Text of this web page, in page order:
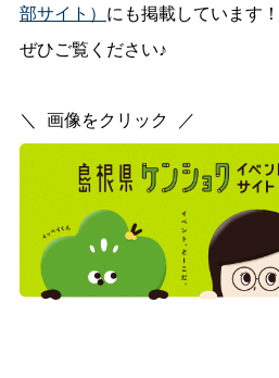
部サイト） にも掲載しています！
ぜひご覧ください♪
＼ 画像をクリック ／